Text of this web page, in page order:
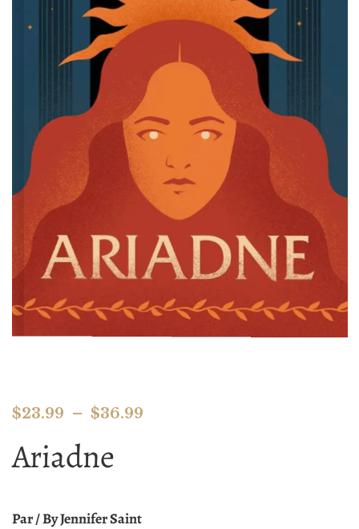
$23.99 – $36.99
Ariadne
Par / By Jennifer Saint